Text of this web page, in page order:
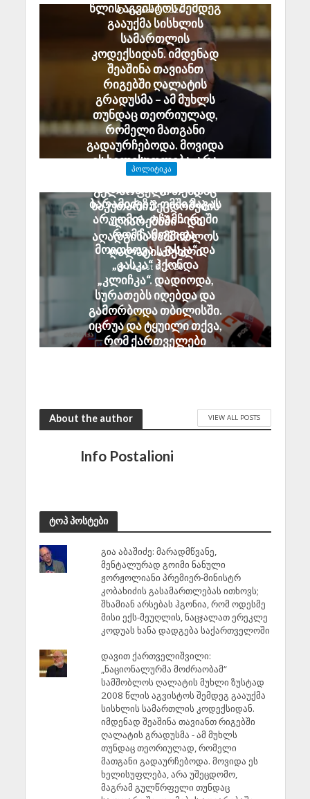
August 8, 2026
წლის აგვისტოს შემდეგ
გააუქმა სისხლის
სამართლის
კოდექსიდან. იმდენად
შეაშინა თავიანთ
რიგებში ღალატის
გრადუსმა – ამ მუხლს
თუნდაც თეორიულად,
რომელი მათგანი
გადაურჩებოდა. მოვიდა
ეს ხელისუფლება, არა
უშეცდომო, მაგრამ
გულწრფელი თუნდაც
საკუთარი შეცდომების
აღიარებაში – და
აღადგინა სამშობლოს
ღალატის მუხლი
August 8, 2026
ᲞᲝᲚᲘᲢᲘᲙᲐ
ანზორ მარგიანი გია
ბარამიძეზე: ომში მაგას
არ უომია. ოჩამჩირეში
რომ ჩამოვიდა,
მოითხოვა „კასკა“ და
„კასკა“ ჰქონდა
„კლიჩკა“. დადიოდა,
სურათებს იღებდა და
გამორბოდა თბილისში.
იცრუა და ტყუილი თქვა,
რომ ქართველები
About the author VIEW ALL POSTS
Info Postalioni
ტოპ პოსტები
გია აბაშიძე: მარადმწვანე,
მენტალურად გოიმი ნანული
ჟორჟოლიანი პრემიერ-მინისტრ
კობახიძის გასამართლებას ითხოვს;
შხამიან არსებას ჰგონია, რომ ოდესმე
მისი ექს-მეუღლის, ნაცჯალათ ერეკლე
კოდუას ხანა დადგება საქართველოში
დავით ქართველიშვილი:
„ნაციონალურმა მოძრაობამ“
სამშობლოს ღალატის მუხლი ზუსტად
2008 წლის აგვისტოს შემდეგ გააუქმა
სისხლის სამართლის კოდექსიდან.
იმდენად შეაშინა თავიანთ რიგებში
ღალატის გრადუსმა - ამ მუხლს
თუნდაც თეორიულად, რომელი
მათგანი გადაურჩებოდა. მოვიდა ეს
ხელისუფლება, არა უშეცდომო,
მაგრამ გულწრფელი თუნდაც